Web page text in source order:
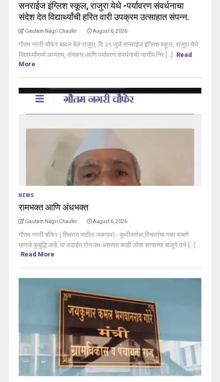
सनराईज इंग्लिश स्कूल, राजुरा येथे -पर्यावरण संवर्धनाचा
संदेश देत विद्यार्थ्यांची हरित वारी उपक्रम उत्साहात संपन्न.
Gautam Nagri Chaufer August 6, 2026
गौतम नगरी चौफेर बादल बेले राजुरा, दि.३१ जुलै सनराईज इंग्लिश स्कूल, राजुरा येथे
विद्यार्थ्यांमध्ये अध्यात्म, संस्कार आणि पर्यावरण संवर्धनाची जाणीव निर [...]
Read
More
NEWS
रामभक्त आणि अंधभक्त
Gautam Nagri Chaufer August 6, 2026
गौतम नगरी चौफेर ( शिवराम पाटील जळगाव) - बुध्दीवंतांचा,विचारांचा गळा दाबणे
म्हणजे कुबुद्धि आहे. या लढाईत दोन पक्ष असतात.काही लोक सत्याच्या बाजूने उभे [...]
Read More